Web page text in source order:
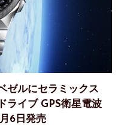
ゼルにセラミックス
ライブ GPS衛星電波
6日発売